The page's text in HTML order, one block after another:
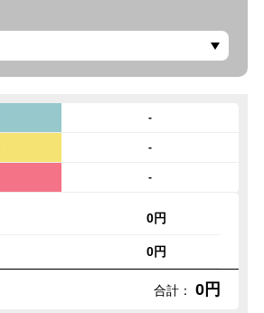
-
-
-
0円
0円
合計： 0円